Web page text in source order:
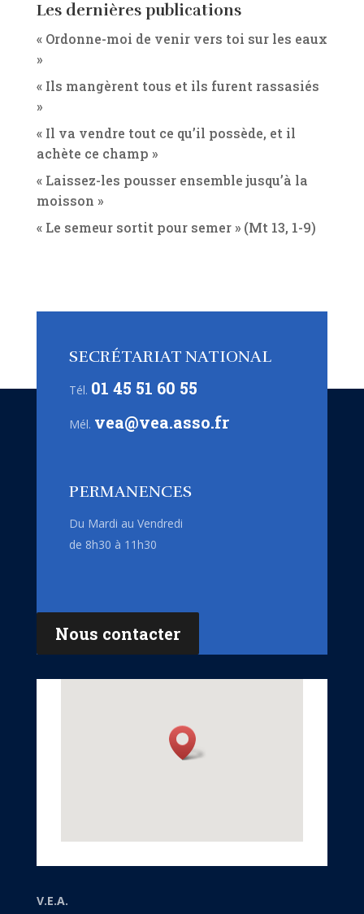
Les dernières publications
« Ordonne-moi de venir vers toi sur les eaux
»
« Ils mangèrent tous et ils furent rassasiés
»
« Il va vendre tout ce qu’il possède, et il
achète ce champ »
« Laissez-les pousser ensemble jusqu’à la
moisson »
« Le semeur sortit pour semer » (Mt 13, 1-9)
SECRÉTARIAT NATIONAL
Tél. 01 45 51 60 55
Mél. vea@vea.asso.fr
PERMANENCES
Du Mardi au Vendredi
de 8h30 à 11h30
Nous contacter
V.E.A.